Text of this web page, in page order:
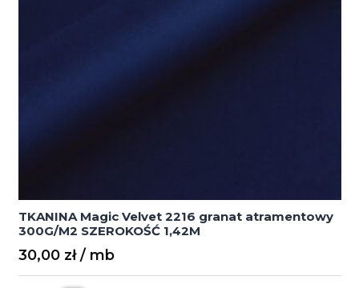
TKANINA Magic Velvet 2216 granat atramentowy
300G/M2 SZEROKOŚĆ 1,42M
30,00 zł